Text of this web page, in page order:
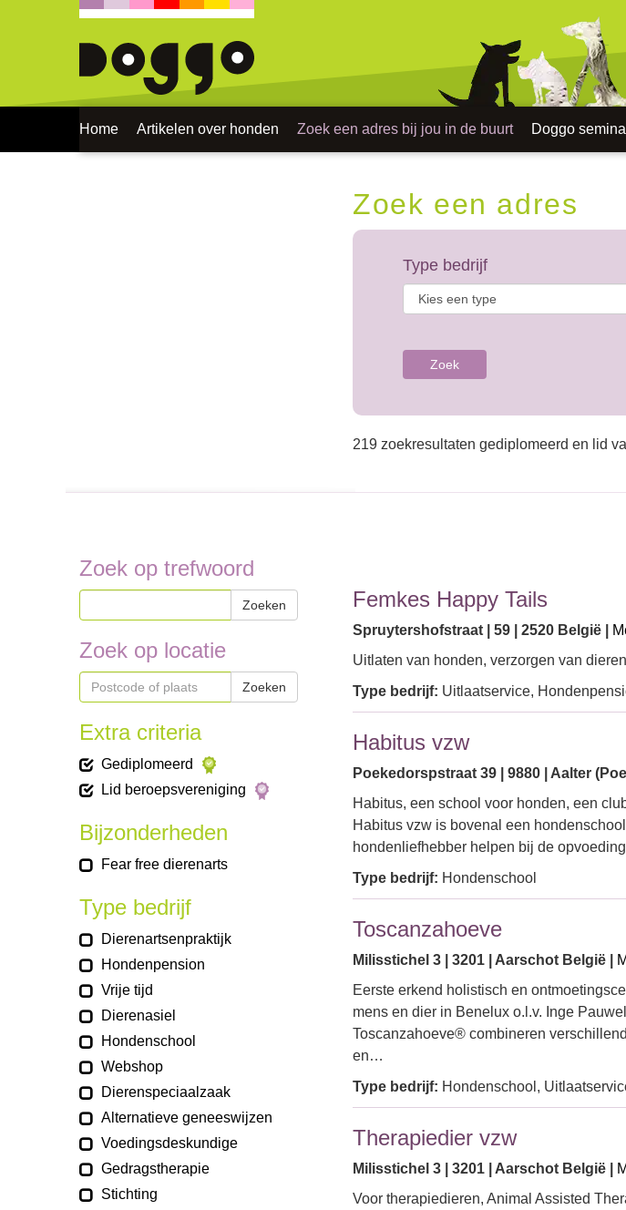
Home Artikelen over honden Zoek een adres bij jou in de buurt Doggo
Zoek een adres
Type bedrijf
Zoek
219 zoekresultaten gediplomeerd en lid
Zoek op trefwoord
Zoeken
Zoek op locatie
Zoeken
Extra criteria
Gediplomeerd
Lid beroepsvereniging
Bijzonderheden
Fear free dierenarts
Type bedrijf
Dierenartsenpraktijk
Hondenpension
Vrije tijd
Dierenasiel
Hondenschool
Webshop
Dierenspeciaalzaak
Alternatieve geneeswijzen
Voedingsdeskundige
Gedragstherapie
Stichting
Femkes Happy Tails
Spruytershofstraat | 59 | 2520 België |
Uitlaten van honden, verzorgen van
Type bedrijf: Uitlaatservice,
Habitus vzw
Poekedorspstraat 39 | 9880 | Aalter
Habitus, een school voor honden, een
Habitus vzw is bovenal een
hondenliefhebber helpen bij de
Type bedrijf: Hondenschool
Toscanzahoeve
Milisstichel 3 | 3201 | Aarschot België |
Eerste erkend holistisch en
mens en dier in Benelux o.l.v. Inge
Toscanzahoeve® combineren
en…
Type bedrijf: Hondenschool,
Therapiedier vzw
Milisstichel 3 | 3201 | Aarschot België |
Voor therapiedieren, Animal Assisted